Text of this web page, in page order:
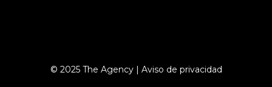
© 2025 The Agency | Aviso de privacidad